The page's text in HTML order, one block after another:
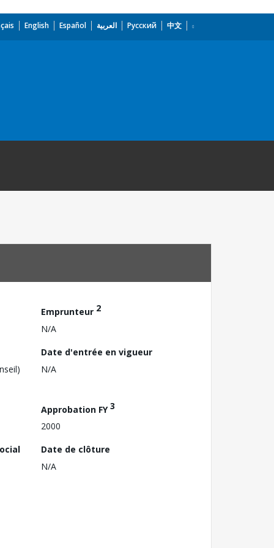
English Español العربية Русский 中文
Emprunteur 2
N/A
Date d'entrée en vigueur
N/A
Approbation FY3
2000
Date de clôture
N/A